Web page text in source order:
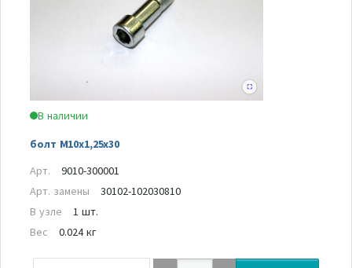
В наличии
болт М10х1,25х30
Арт.
9010-300001
Арт. замены
30102-102030810
В узле
1 шт.
Вес
0.024 кг